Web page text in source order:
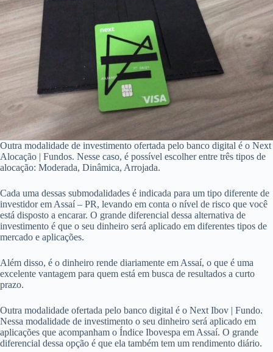
Outra modalidade de investimento ofertada pelo banco digital é o Next
Alocação | Fundos. Nesse caso, é possível escolher entre três tipos de
alocação: Moderada, Dinâmica, Arrojada.
Cada uma dessas submodalidades é indicada para um tipo diferente de
investidor em Assaí – PR, levando em conta o nível de risco que você
está disposto a encarar. O grande diferencial dessa alternativa de
investimento é que o seu dinheiro será aplicado em diferentes tipos de
mercado e aplicações.
Além disso, é o dinheiro rende diariamente em Assaí, o que é uma
excelente vantagem para quem está em busca de resultados a curto
prazo.
Outra modalidade ofertada pelo banco digital é o Next Ibov | Fundo.
Nessa modalidade de investimento o seu dinheiro será aplicado em
aplicações que acompanham o Índice Ibovespa em Assaí. O grande
diferencial dessa opção é que ela também tem um rendimento diário.